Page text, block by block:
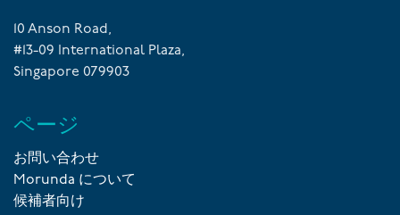
10 Anson Road,
#13-09 International Plaza,
Singapore 079903
ページ
お問い合わせ
Morunda について
候補者向け